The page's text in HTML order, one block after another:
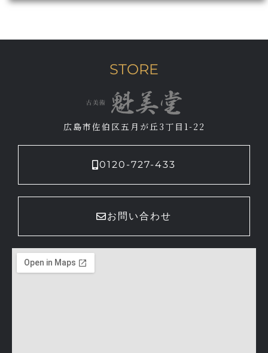
STORE
広島市佐伯区五月が丘3丁目1-22
0120-727-433
お問い合わせ